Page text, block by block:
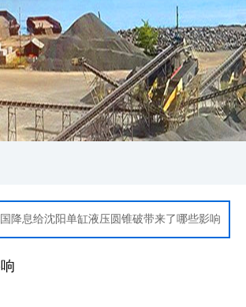
降息给沈阳单缸液压圆锥破带来了哪些影响